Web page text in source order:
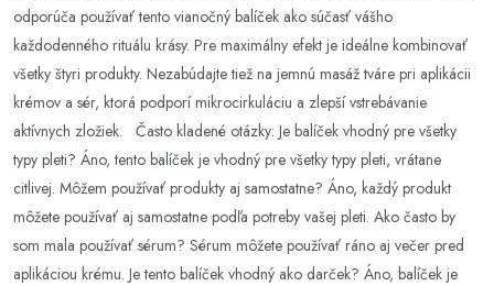
odporúča používať tento vianočný balíček ako súčasť vášho
každodenného rituálu krásy. Pre maximálny efekt je ideálne kombinovať
všetky štyri produkty. Nezabúdajte tiež na jemnú masáž tváre pri aplikácii
krémov a sér, ktorá podporí mikrocirkuláciu a zlepší vstrebávanie
aktívnych zložiek. Často kladené otázky: Je balíček vhodný pre všetky
typy pleti? Áno, tento balíček je vhodný pre všetky typy pleti, vrátane
citlivej. Môžem používať produkty aj samostatne? Áno, každý produkt
môžete používať aj samostatne podľa potreby vašej pleti. Ako často by
som mala používať sérum? Sérum môžete používať ráno aj večer pred
aplikáciou krému. Je tento balíček vhodný ako darček? Áno, balíček je